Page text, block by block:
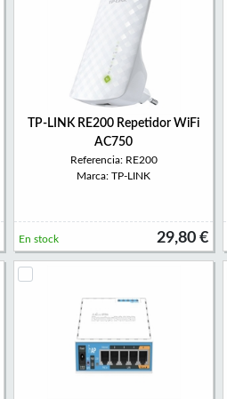
TP-LINK RE200 Repetidor WiFi
AC750
Referencia: RE200
Marca: TP-LINK
29,80 €
En stock